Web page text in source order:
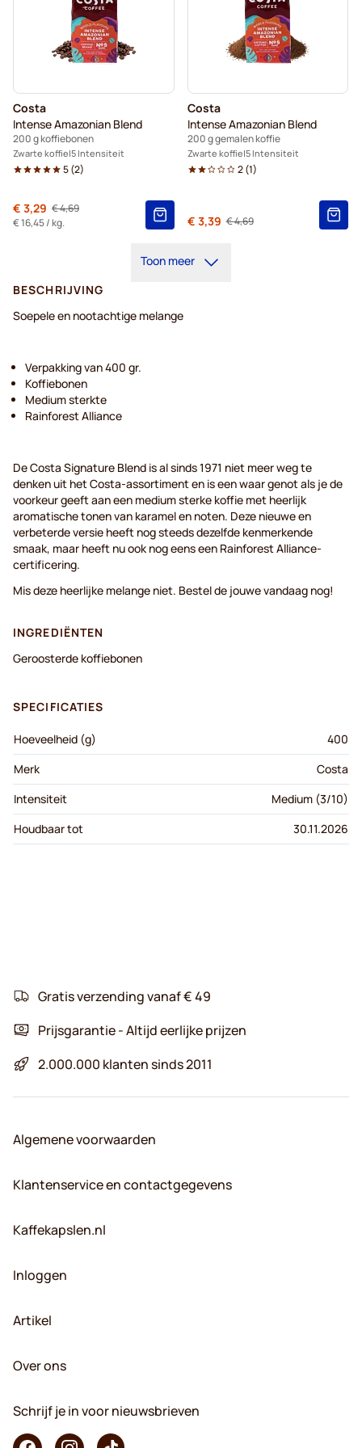
Costa
Intense Amazonian Blend
200 g koffiebonen
Zwarte koffie 5 Intensiteit
5(2)
Normale prijs
€ 4,69
Van
€ 3,29
€ 16,45/ kg.
Costa
Intense Amazonian Blend
200 g gemalen koffie
Zwarte koffie 5 Intensiteit
2(1)
Normale prijs
€ 4,69
Van
€ 3,39
Toon meer
BESCHRIJVING
Soepele en nootachtige melange
Verpakking van 400 gr.
Koffiebonen
Medium sterkte
Rainforest Alliance
De Costa Signature Blend is al sinds 1971 niet meer weg te
denken uit het Costa-assortiment en is een waar genot als je de
voorkeur geeft aan een medium sterke koffie met heerlijk
aromatische tonen van karamel en noten. Deze nieuwe en
verbeterde versie heeft nog steeds dezelfde kenmerkende
smaak, maar heeft nu ook nog eens een Rainforest Alliance-
certificering.
Mis deze heerlijke melange niet. Bestel de jouwe vandaag nog!
INGREDIËNTEN
Geroosterde koffiebonen
SPECIFICATIES
Hoeveelheid (g)
400
Merk
Costa
Intensiteit
Medium (3/10)
Houdbaar tot
30.11.2026
Gratis verzending vanaf € 49
Prijsgarantie - Altijd eerlijke prijzen
2.000.000 klanten sinds 2011
Algemene voorwaarden
Klantenservice en contactgegevens
Kaffekapslen.nl
Inloggen
Artikel
Over ons
Schrijf je in voor nieuwsbrieven